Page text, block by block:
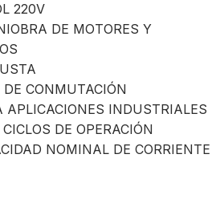
220V
DE MOTORES Y
CONMUTACIÓN
APLICACIONES INDUSTRIALES
DE OPERACIÓN
NOMINAL DE CORRIENTE